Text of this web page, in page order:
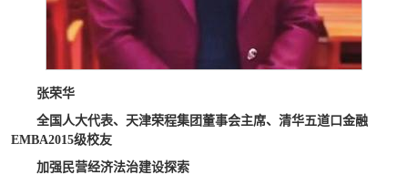
张荣华
全国人大代表、天津荣程集团董事会主席、清华五道口金融
EMBA2015级校友
加强民营经济法治建设探索